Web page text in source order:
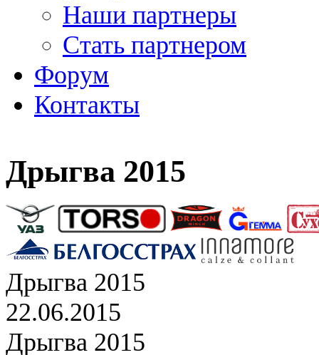
Наши партнеры
Стать партнером
Форум
Контакты
Дрыгва 2015
Дрыгва 2015
22.06.2015
Дрыгва 2015